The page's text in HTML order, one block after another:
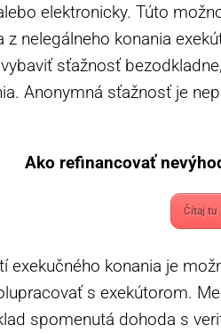
elektronicky. Túto
z nelegálneho konania
sťažnosť
Anonymná sťažnosť je
Ako refinancovať
Čítaj tu
exekučného konania je
s exekútorom.
spomenutá dohoda s